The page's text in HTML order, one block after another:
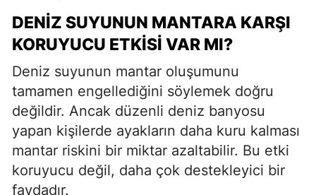
DENIZ SUYUNUN MANTARA KARŞI
KORUYUCU ETKISI VAR MI?
Deniz suyunun mantar oluşumunu
tamamen engellediğini söylemek doğru
değildir. Ancak düzenli deniz banyosu
yapan kişilerde ayakların daha kuru kalması
mantar riskini bir miktar azaltabilir. Bu etki
koruyucu değil, daha çok destekleyici bir
faydadır.